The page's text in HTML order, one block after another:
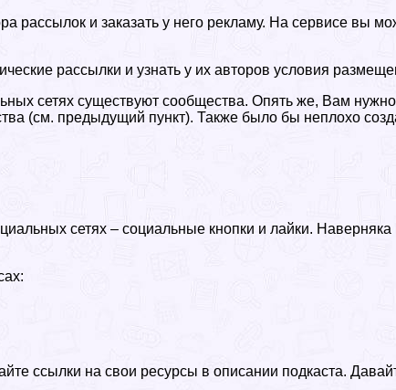
рассылок и заказать у него рекламу. На сервисе вы
рассылки и узнать у их авторов условия
сетях существуют сообщества. Опять же, Вам
(см. предыдущий пункт). Также было бы неплохо
сетях – социальные кнопки и лайки.
ссылки на свои ресурсы в описании подкаста.